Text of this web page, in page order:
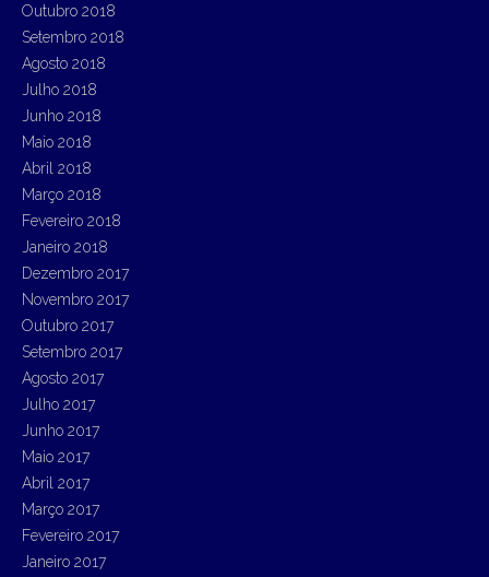
Outubro 2018
Setembro 2018
Agosto 2018
Julho 2018
Junho 2018
Maio 2018
Abril 2018
Março 2018
Fevereiro 2018
Janeiro 2018
Dezembro 2017
Novembro 2017
Outubro 2017
Setembro 2017
Agosto 2017
Julho 2017
Junho 2017
Maio 2017
Abril 2017
Março 2017
Fevereiro 2017
Janeiro 2017